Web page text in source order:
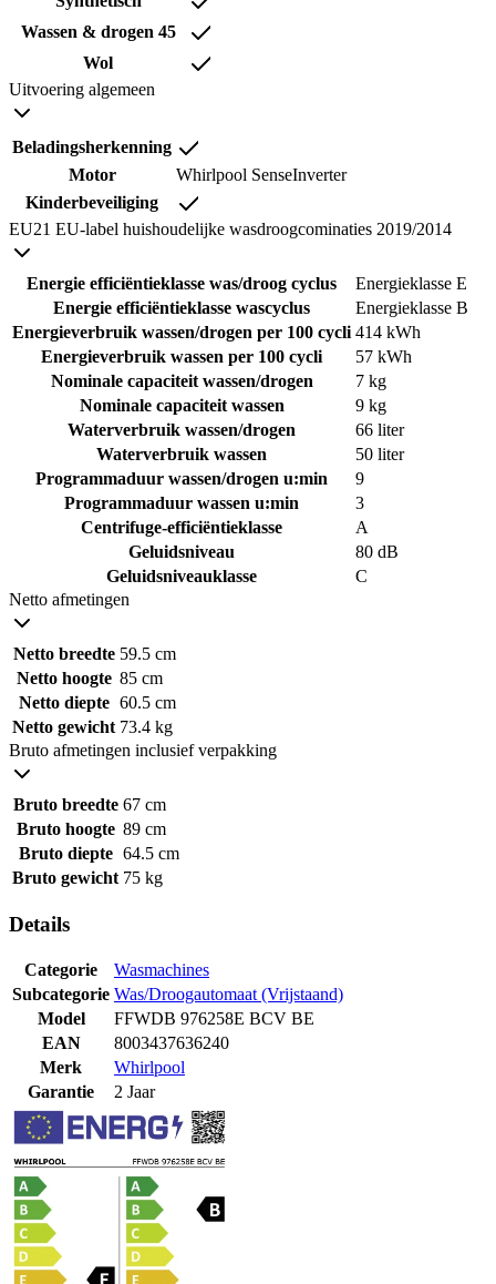
Wassen & drogen 45
Wol
Uitvoering algemeen
Beladingsherkenning
Motor
Whirlpool SenseInverter
Kinderbeveiliging
EU21 EU-label huishoudelijke wasdroogcominaties 2019/2014
Energie efficiëntieklasse was/droog cyclus
Energieklasse E
Energie efficiëntieklasse wascyclus
Energieklasse B
Energieverbruik wassen/drogen per 100 cycli 414 kWh
Energieverbruik wassen per 100 cycli
57 kWh
Nominale capaciteit wassen/drogen
7 kg
Nominale capaciteit wassen
9 kg
Waterverbruik wassen/drogen
66 liter
Waterverbruik wassen
50 liter
Programmaduur wassen/drogen u:min
9
Programmaduur wassen u:min
3
Centrifuge-efficiëntieklasse
A
Geluidsniveau
80 dB
Geluidsniveauklasse
C
Netto afmetingen
Netto breedte 59.5 cm
Netto hoogte 85 cm
Netto diepte 60.5 cm
Netto gewicht 73.4 kg
Bruto afmetingen inclusief verpakking
Bruto breedte 67 cm
Bruto hoogte 89 cm
Bruto diepte 64.5 cm
Bruto gewicht 75 kg
Details
Categorie
Wasmachines
Subcategorie Was/Droogautomaat (Vrijstaand)
Model
FFWDB 976258E BCV BE
EAN
8003437636240
Merk
Whirlpool
Garantie
2 Jaar